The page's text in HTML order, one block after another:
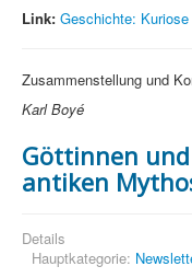
Link: Geschichte:
Zusammenstellung und
Karl Boyé
Göttinnen
antiken
Details
Hauptkategorie: